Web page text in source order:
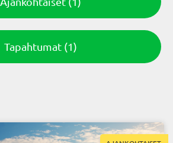
Tapahtumat (1)